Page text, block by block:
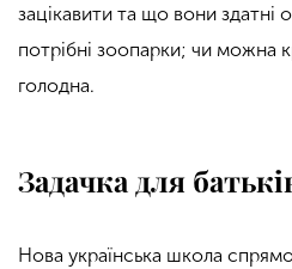
зацікавити та що вони здатні
потрібні зоопарки; чи можна
голодна.
Задачка для
Нова українська школа